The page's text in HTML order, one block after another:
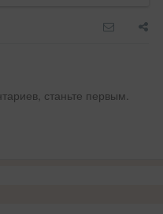
станьте первым.